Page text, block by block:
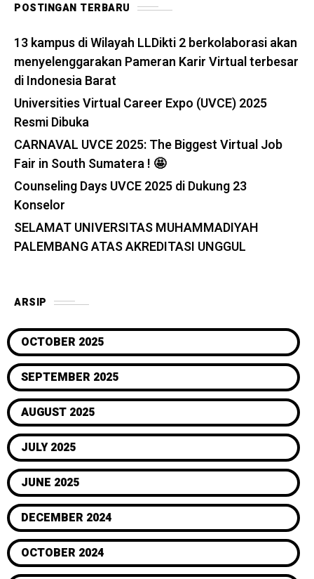
POSTINGAN TERBARU
13 kampus di Wilayah LLDikti 2 berkolaborasi akan
menyelenggarakan Pameran Karir Virtual terbesar
di Indonesia Barat
Universities Virtual Career Expo (UVCE) 2025
Resmi Dibuka
CARNAVAL UVCE 2025: The Biggest Virtual Job
Fair in South Sumatera ! 🤩
Counseling Days UVCE 2025 di Dukung 23
Konselor
SELAMAT UNIVERSITAS MUHAMMADIYAH
PALEMBANG ATAS AKREDITASI UNGGUL
ARSIP
OCTOBER 2025
SEPTEMBER 2025
AUGUST 2025
JULY 2025
JUNE 2025
DECEMBER 2024
OCTOBER 2024